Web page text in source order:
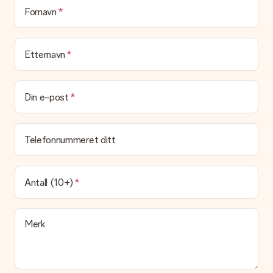
(Foreløpig) tilbyr vi ikke denne tjenesten. Vi leverer våre gaver
Leveringstid, leveringsalternativer og frakt
Kan jeg velge en leveringsdato?
Det er ikke mulig å velge en bestemt leveringsdato.
Leveringstiden er indikert på produktsiden til gaven. Du kan
stole på at vår operatør leverer gaven din denne dagen.
Hvilke leveringsalternativer kan jeg velge mellom?
For tiden er det ikke mulig å velge et leveringsalternativ.
Gaven du bestiller sendes enten som en pakke eller som
postbokslevering. Vil du vite hvilket alternativ bestillingen din
faller inn under? Ta kontakt med vår kundeservice.
Vi tilbyr følgende betalingsmåter: Paypal, kredittkort, faktura
Fornavn
Etternavn
Din e-post
Telefonnummeret ditt
Antall (10+)
Merk